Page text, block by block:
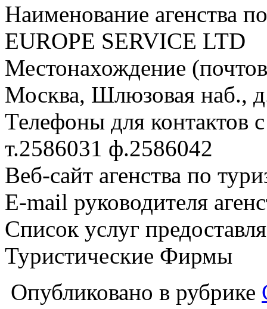
Наименование агенства
EUROPE SERVICE LTD
Местонахождение
Москва, Шлюзовая наб.,
Телефоны для контактов
т.2586031 ф.2586042
Веб-сайт агенства по
E-mail руководителя
Список услуг
Туристические Фирмы
Опубликовано в рубрике